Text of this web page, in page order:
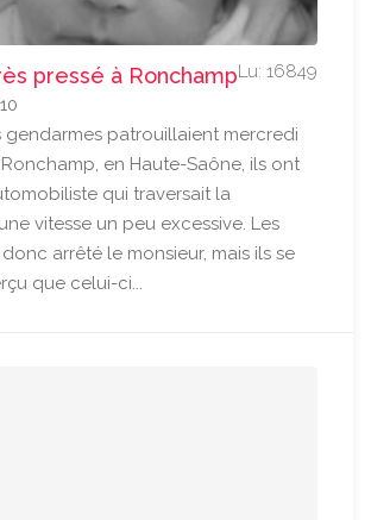
pressé à RonchampLu: 16849
gendarmes patrouillaient mercredi
en Haute-Saône, ils ont
qui traversait la
vitesse un peu excessive. Les
arrêté le monsieur, mais ils se
que celui-ci...